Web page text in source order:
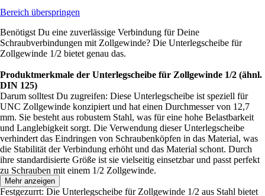
Bereich überspringen
Benötigst Du eine zuverlässige Verbindung für Deine
Schraubverbindungen mit Zollgewinde? Die Unterlegscheibe für
Zollgewinde 1/2 bietet genau das.
Produktmerkmale der Unterlegscheibe für Zollgewinde 1/2 (ähnl.
DIN 125)
Darum solltest Du zugreifen: Diese Unterlegscheibe ist speziell für
UNC Zollgewinde konzipiert und hat einen Durchmesser von 12,7
mm. Sie besteht aus robustem Stahl, was für eine hohe Belastbarkeit
und Langlebigkeit sorgt. Die Verwendung dieser Unterlegscheibe
verhindert das Eindringen von Schraubenköpfen in das Material, was
die Stabilität der Verbindung erhöht und das Material schont. Durch
ihre standardisierte Größe ist sie vielseitig einsetzbar und passt perfekt
zu Schrauben mit einem 1/2 Zollgewinde.
Festgezurrt: Die Unterlegscheibe für Zollgewinde 1/2 aus Stahl bietet
Mehr anzeigen